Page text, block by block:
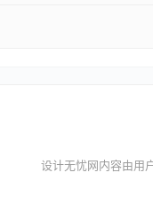
设计无忧网内容由用